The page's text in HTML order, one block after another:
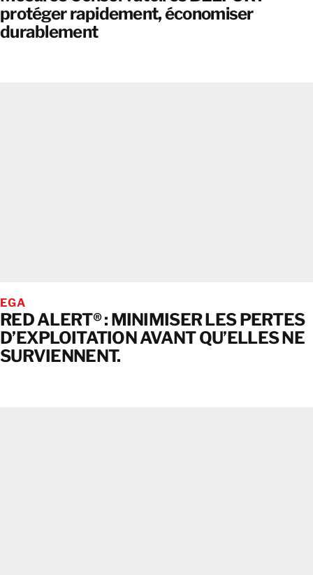
protéger rapidement, économiser
durablement
EGA
RED ALERT® : MINIMISER LES PERTES
D’EXPLOITATION AVANT QU’ELLES NE
SURVIENNENT.